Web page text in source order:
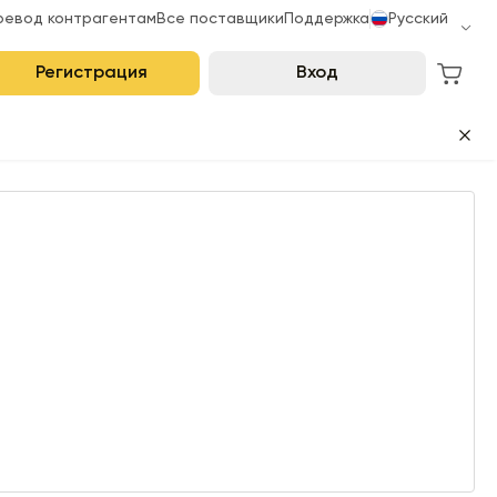
контрагентам Все поставщики Поддержка Русский
Регистрация Вход